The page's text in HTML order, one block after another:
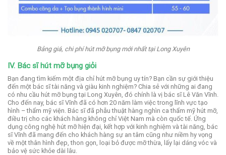
Bảng giá, chi phí hút mỡ bụng mới nhất tại Long Xuyên
IV. Bác sĩ hút mỡ bụng giỏi
Bạn đang tìm kiếm một địa chỉ hút mỡ bụng uy tín? Bạn cần sự giới thiệu
đến một bác sĩ tài năng và giàu kinh nghiệm? Chia sẻ với những ai đang
có nhu cầu hút mỡ bụng tại Long Xuyên, đó chính là vị bác sĩ Lê Văn Vĩnh.
Cho đến nay, bác sĩ Vĩnh đã có hơn 20 năm làm việc trong lĩnh vực tạo
hình – thẩm mỹ viện. Bác sĩ đã phẫu thuật hàng nghìn ca thẩm mỹ hút mỡ,
điều trị cho các khách hàng không chỉ Việt Nam mà còn quốc tế. Ứng
dụng công nghệ hút mỡ hiện đại, kết hợp với kinh nghiệm và tài năng, bác
sĩ Vĩnh đã mang đến cho khách hàng sự an tâm cũng như niềm hy vọng
về một thân hình đẹp, thon gọn, loại bỏ được mỡ thừa, lấy lại dáng vóc và
bảo vệ sức khỏe dài lâu.